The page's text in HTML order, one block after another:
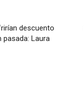
descuento
Laura